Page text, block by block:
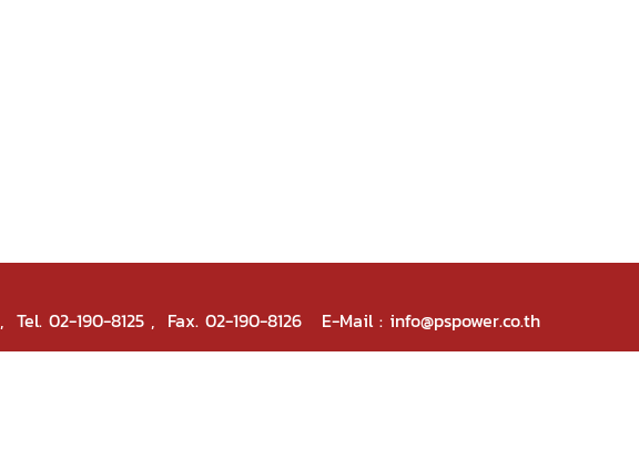
, Tel. 02-190-8125 , Fax. 02-190-8126 E-Mail : info@pspower.co.th